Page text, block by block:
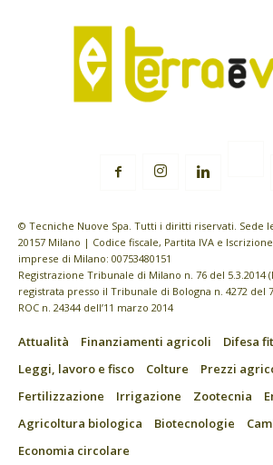
© Tecniche Nuove Spa. Tutti i diritti riservati. Sede
20157 Milano | Codice fiscale, Partita IVA e
imprese di Milano: 00753480151
Registrazione Tribunale di Milano n. 76 del
registrata presso il Tribunale di Bologna n. 4272 del
ROC n. 24344 dell’11 marzo 2014
Attualità Finanziamenti agricoli
Difesa
Leggi, lavoro e fisco
Colture
Prezzi
Fertilizzazione
Irrigazione Zootecnia
Agricoltura biologica
Biotecnologie
Economia circolare